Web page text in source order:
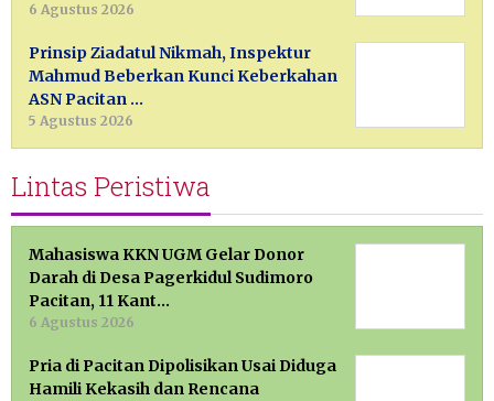
6 Agustus 2026
Prinsip Ziadatul Nikmah, Inspektur
Mahmud Beberkan Kunci Keberkahan
ASN Pacitan …
5 Agustus 2026
Lintas Peristiwa
Mahasiswa KKN UGM Gelar Donor
Darah di Desa Pagerkidul Sudimoro
Pacitan, 11 Kant…
6 Agustus 2026
Pria di Pacitan Dipolisikan Usai Diduga
Hamili Kekasih dan Rencana